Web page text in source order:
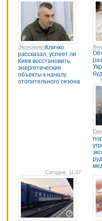
ЭкономикаКличко
рассказал, успеет ли
Киев восстановить
энергетические
объекты к началу
отопительного сезона
Сегодня, 11:07